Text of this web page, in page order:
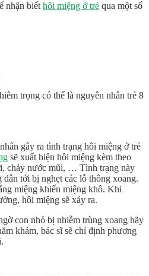
nhận biết hôi miệng ở trẻ qua một số
trọng có thể là nguyên nhân trẻ 8
gây ra tình trạng hôi miệng ở trẻ
sẽ xuất hiện hôi miệng kèm theo
chảy nước mũi, … Tình trạng này
tới bị nghẹt các lỗ thông xoang.
miệng khiến miệng khô. Khi
hôi miệng sẽ xảy ra.
con nhỏ bị nhiễm trùng xoang hãy
khám, bác sĩ sẽ chỉ định phương